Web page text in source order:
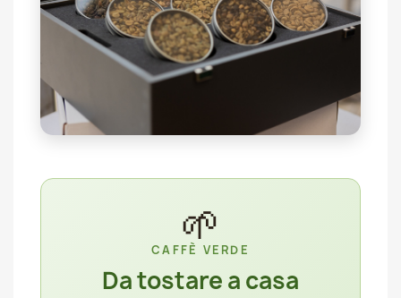
🌱
CAFFÈ VERDE
Da tostare a casa